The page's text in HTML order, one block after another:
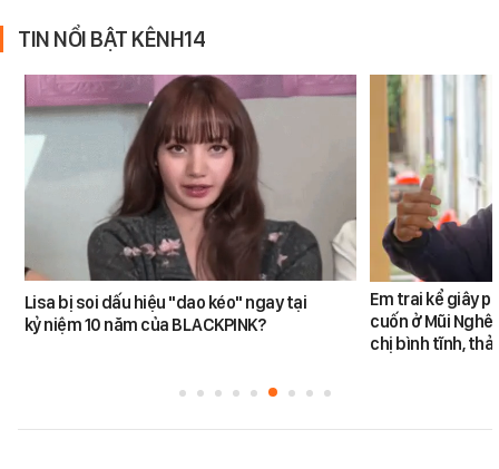
TIN NỔI BẬT KÊNH14
Lisa bị soi dấu hiệu "dao kéo" ngay tại
kỷ niệm 10 năm của BLACKPINK?
Em trai kể giây
cuốn ở Mũi
chị bình tĩnh,